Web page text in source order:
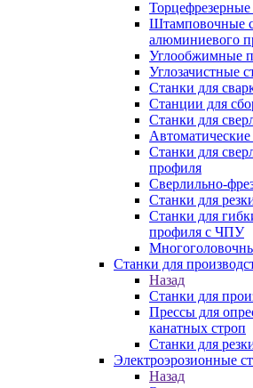
Штамповочные
алюминиевого
Углообжимные
Углозачистные
Станки для
Станции для
Станки для
Станки для
профиля
Сверлильно-
Станки для
Станки для
профиля с ЧПУ
Станки для
Назад
Станки для
Прессы для
канатных строп
Станки для
Электроэрозионные
Назад